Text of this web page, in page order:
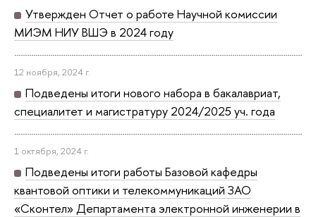
Утвержден Отчет о работе Научной комиссии
МИЭМ НИУ ВШЭ в 2024 году
12 ноября, 2024 г.
Подведены итоги нового набора в бакалавриат,
специалитет и магистратуру 2024/2025 уч. года
1 октября, 2024 г.
Подведены итоги работы Базовой кафедры
квантовой оптики и телекоммуникаций ЗАО
«Сконтел» Департамента электронной инженерии в